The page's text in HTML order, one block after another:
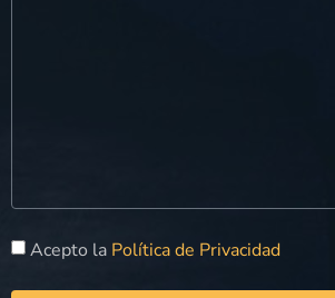
Acepto la Política de Privacidad